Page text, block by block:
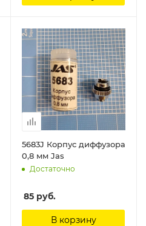
5683J Корпус диффузора
0,8 мм Jas
Достаточно
85 руб.
В корзину